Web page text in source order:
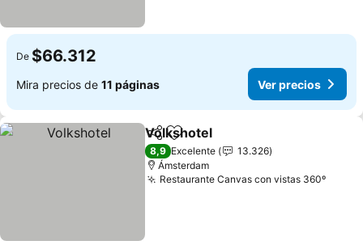
De $66.312
Mira precios de 11 páginas Ver precios
CompartirAgregar a favoritos
Volkshotel
8,9 Excelente
13.326
Ámsterdam
Restaurante Canvas con vistas 360ºVer